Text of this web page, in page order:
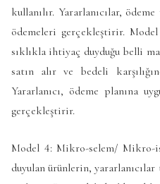
kullanılır. Yararlanıcılar,
ödemeleri gerçekleştirir.
sıklıkla ihtiyaç duyduğu belli
satın alır ve bedeli
Yararlanıcı, ödeme planına
gerçekleştirir.
Model 4: Mikro-selem/ Mikro-
duyulan ürünlerin,